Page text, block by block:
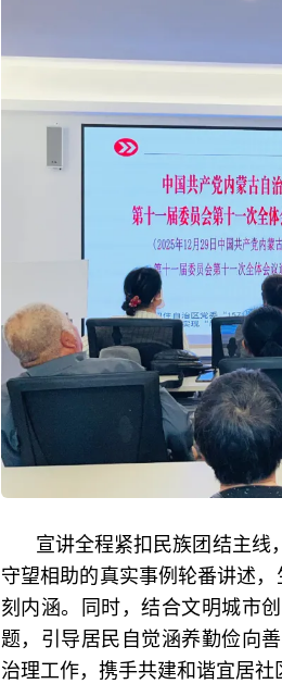
宣讲全程紧扣民族团结主线
守望相助的真实事例轮番讲述
刻内涵。同时，结合文明城市
题，引导居民自觉涵养勤俭向
治理工作，携手共建和谐宜居社